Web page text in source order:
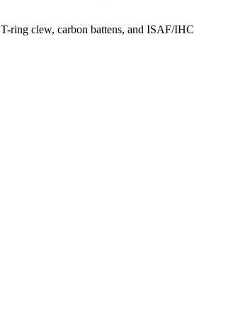
ring clew, carbon battens, and ISAF/IHC